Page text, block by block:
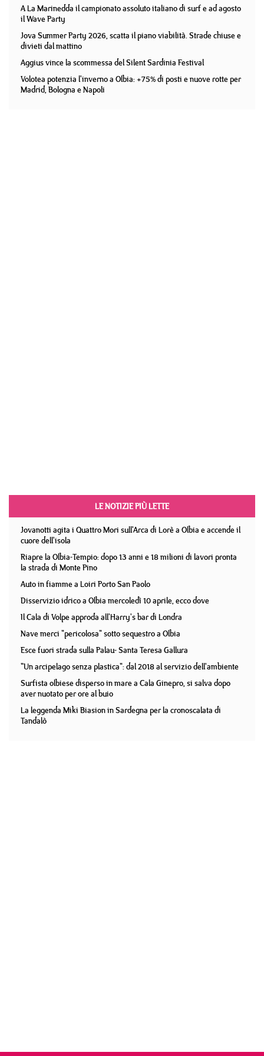
A La Marinedda il campionato assoluto italiano di surf e ad agosto
il Wave Party
Jova Summer Party 2026, scatta il piano viabilità. Strade chiuse e
divieti dal mattino
Aggius vince la scommessa del Silent Sardinia Festival
Volotea potenzia l'inverno a Olbia: +75% di posti e nuove rotte per
Madrid, Bologna e Napoli
LE NOTIZIE PIÙ LETTE
Jovanotti agita i Quattro Mori sull'Arca di Lorè a Olbia e accende il
cuore dell'isola
Riapre la Olbia-Tempio: dopo 13 anni e 18 milioni di lavori pronta
la strada di Monte Pino
Auto in fiamme a Loiri Porto San Paolo
Disservizio idrico a Olbia mercoledì 10 aprile, ecco dove
Il Cala di Volpe approda all'Harry's bar di Londra
Nave merci "pericolosa" sotto sequestro a Olbia
Esce fuori strada sulla Palau- Santa Teresa Gallura
"Un arcipelago senza plastica": dal 2018 al servizio dell'ambiente
Surfista olbiese disperso in mare a Cala Ginepro, si salva dopo
aver nuotato per ore al buio
La leggenda Miki Biasion in Sardegna per la cronoscalata di
Tandalò